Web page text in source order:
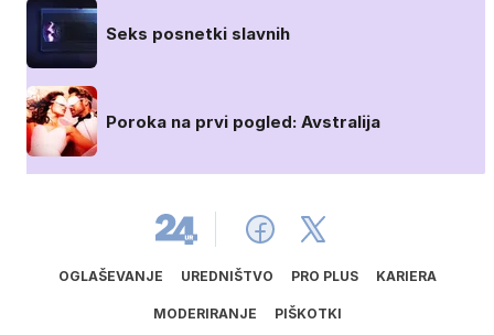
Seks posnetki slavnih
Poroka na prvi pogled: Avstralija
OGLAŠEVANJE UREDNIŠTVO PRO PLUS KARIERA
MODERIRANJE PIŠKOTKI